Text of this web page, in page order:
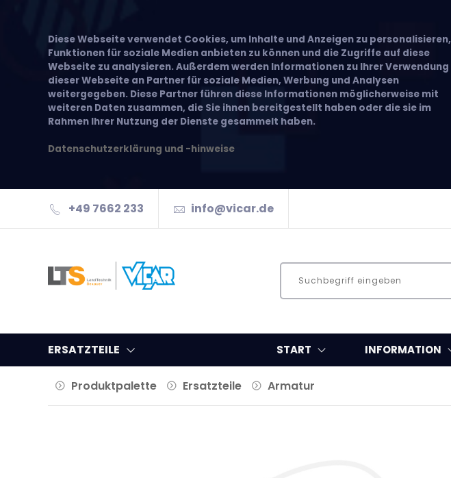
Diese Webseite verwendet Cookies, um Inhalte und Anzeigen zu personalisieren,
Funktionen für soziale Medien anbieten zu können und die Zugriffe auf diese
Webseite zu analysieren. Außerdem werden Informationen zu Ihrer Verwendung
dieser Webseite an Partner für soziale Medien, Werbung und Analysen
weitergegeben. Diese Partner führen diese Informationen möglicherweise mit
weiteren Daten zusammen, die Sie ihnen bereitgestellt haben oder die sie im
Rahmen Ihrer Nutzung der Dienste gesammelt haben.
Datenschutzerklärung und -hinweise
+49 7662 233 info@vicar.de
ERSATZTEILE START INFORMATION
Produktpalette Ersatzteile Armatur